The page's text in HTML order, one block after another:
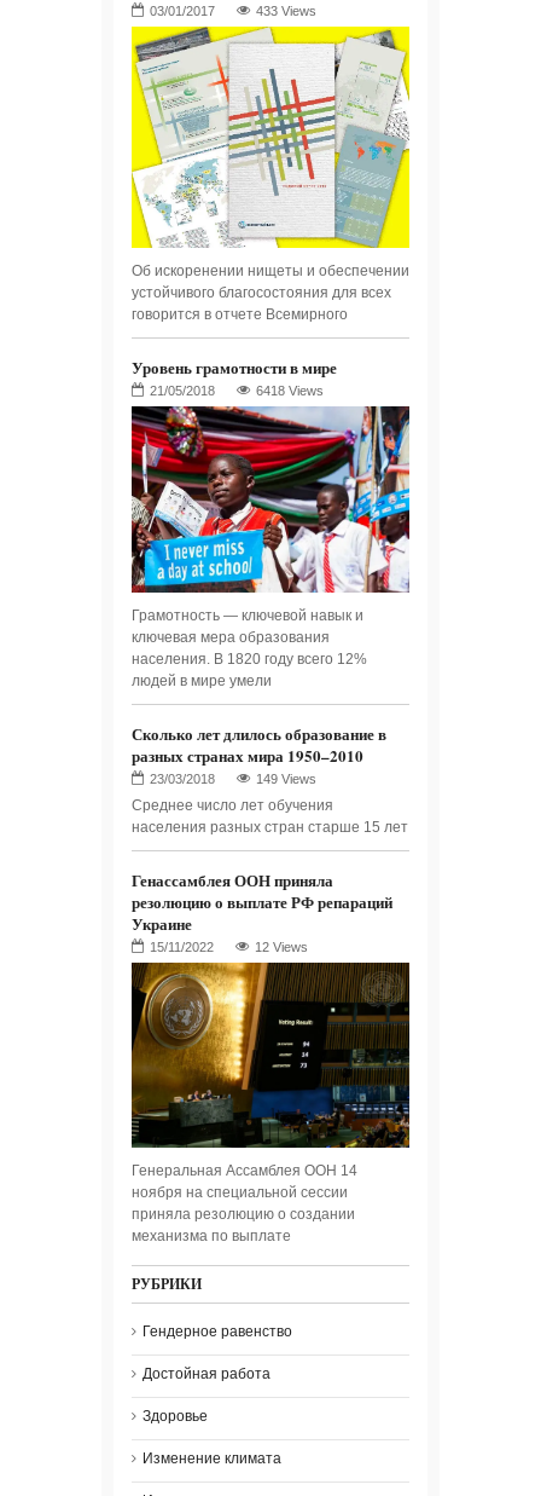
433 Views
Об искоренении нищеты и обеспечении
устойчивого благосостояния для всех
говорится в отчете Всемирного
Уровень грамотности в мире
6418 Views
Грамотность — ключевой навык и
ключевая мера образования
населения. В 1820 году всего 12%
людей в мире умели
Сколько лет длилось образование в
разных странах мира 1950–2010
149 Views
Среднее число лет обучения
населения разных стран старше 15 лет
Генассамблея ООН приняла
резолюцию о выплате РФ репараций
Украине
12 Views
Генеральная Ассамблея ООН 14
ноября на специальной сессии
приняла резолюцию о создании
механизма по выплате
РУБРИКИ
Гендерное равенство
Достойная работа
Здоровье
Изменение климата